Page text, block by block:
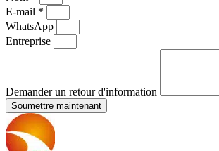
E-mail *
WhatsApp
Entreprise
Demander un retour d'information
Soumettre maintenant